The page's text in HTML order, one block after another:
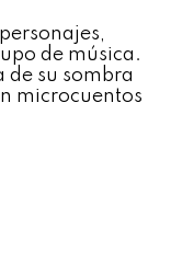
de música.
de su sombra
microcuentos